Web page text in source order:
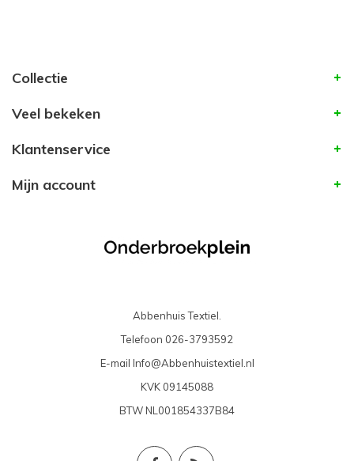
Collectie
Veel bekeken
Klantenservice
Mijn account
Abbenhuis Textiel.
Telefoon 026-3793592
E-mail Info@Abbenhuistextiel.nl
KVK 09145088
BTWNL001854337B84